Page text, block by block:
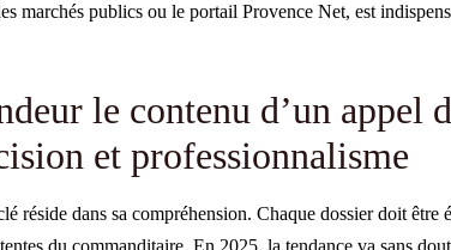
marchés publics ou le portail Provence Net, est
le contenu d’un appel
et professionnalisme
réside dans sa compréhension. Chaque dossier doit être
du commanditaire. En 2025, la tendance va sans